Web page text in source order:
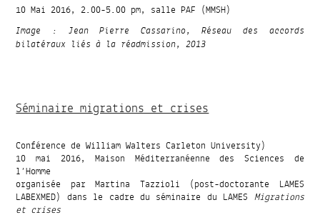
10 Mai 2016, 2.00-5.00 pm, salle PAF (MMSH)
Image : Jean Pierre Cassarino, Réseau des accords
bilatéraux liés à la réadmission, 2013
Séminaire migrations et crises
Conférence de William Walters Carleton University)
10 mai 2016, Maison Méditerranéenne des Sciences de
l’Homme
organisée par Martina Tazzioli (post-doctorante LAMES
LABEXMED) dans le cadre du séminaire du LAMES Migrations
et crises